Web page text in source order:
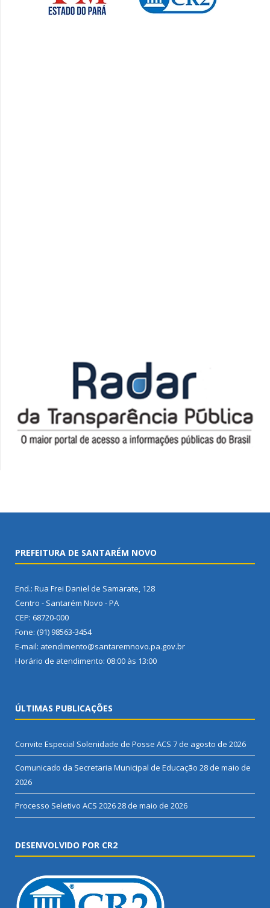
PREFEITURA DE SANTARÉM NOVO
End.: Rua Frei Daniel de Samarate, 128
Centro - Santarém Novo - PA
CEP: 68720-000
Fone: (91) 98563-3454
E-mail: atendimento@santaremnovo.pa.gov.br
Horário de atendimento: 08:00 às 13:00
ÚLTIMAS PUBLICAÇÕES
Convite Especial Solenidade de Posse ACS 7 de agosto de 2026
Comunicado da Secretaria Municipal de Educação 28 de maio de
2026
Processo Seletivo ACS 202628 de maio de 2026
DESENVOLVIDO POR CR2